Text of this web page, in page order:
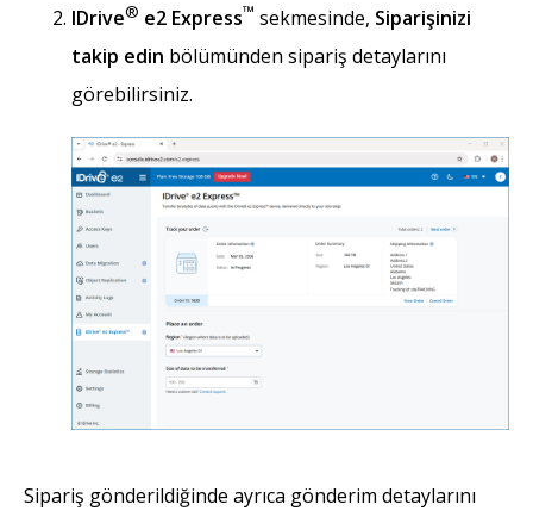
IDrive® e2 Express™ sekmesinde, Siparişinizi
takip edin bölümünden sipariş detaylarını
görebilirsiniz.
Sipariş gönderildiğinde ayrıca gönderim detaylarını